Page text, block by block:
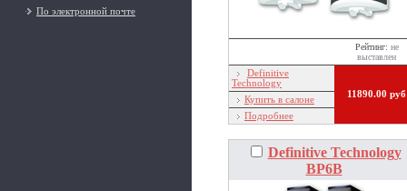
По электронной почте
Рейтинг: не
выставлен
Definitive
Technology
11890.00 руб
Купить в салоне
Подробнее
Definitive Technology
BP6B